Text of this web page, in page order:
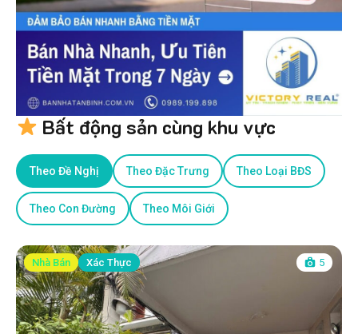
Bất động sản cùng khu vực
Theo Đề Nghị Theo Đặc Trưng Theo Loại BĐS
Theo Con Đường Theo Môi Giới
Nhà Bán Xác Thực 5